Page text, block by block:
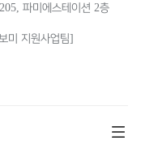
205, 파미에스테이션 2층
미 지원사업팀]